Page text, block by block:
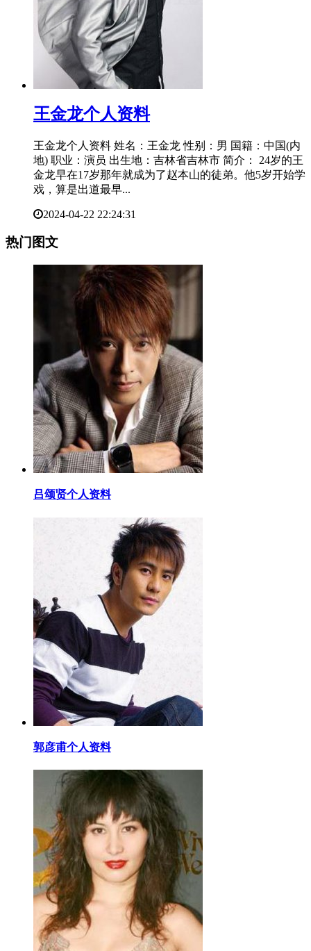
​王金龙个人资料
王金龙个人资料 姓名：王金龙 性别：男 国籍：中国(内
地) 职业：演员 出生地：吉林省吉林市 简介： 24岁的王
金龙早在17岁那年就成为了赵本山的徒弟。他5岁开始学
戏，算是出道最早...
2024-04-22 22:24:31
热门图文
​吕颂贤个人资料
​郭彦甫个人资料